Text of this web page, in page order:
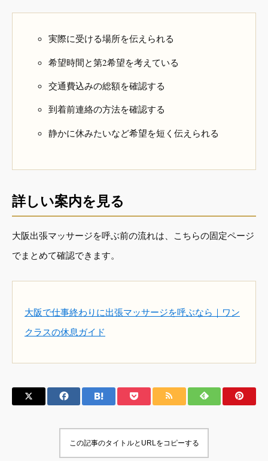
実際に受ける場所を伝えられる
希望時間と第2希望を考えている
交通費込みの総額を確認する
到着前連絡の方法を確認する
静かに休みたいなど希望を短く伝えられる
詳しい案内を見る
大阪出張マッサージを呼ぶ前の流れは、こちらの固定ページ
でまとめて確認できます。
大阪で仕事終わりに出張マッサージを呼ぶなら｜ワン
クラスの休息ガイド
この記事のタイトルとURLをコピーする